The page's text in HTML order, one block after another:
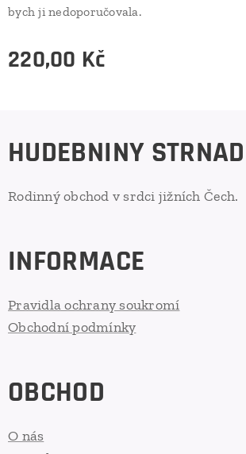
bych ji nedoporučovala.
220,00 Kč
HUDEBNINY STRNAD
Rodinný obchod v srdci jižních Čech.
INFORMACE
Pravidla ochrany soukromí
Obchodní podmínky
OBCHOD
O nás